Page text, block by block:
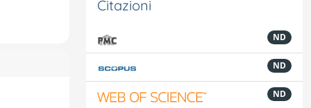
Citazioni
ND
ND
ND